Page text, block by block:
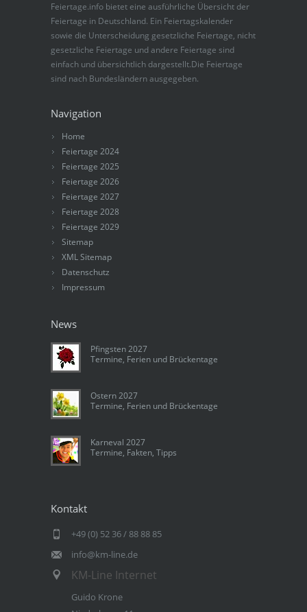
Feiertage.info bietet eine ausführliche Übersicht der
Feiertage in Deutschland. Ein Feiertagskalender
sowie die Unterscheidung gesetzliche Feiertage, nicht
gesetzliche Feiertage und andere Feiertage sind
einfach und übersichtlich dargestellt.Die Feiertage
sind nach Bundesländern ausgegeben.
Navigation
Home
Feiertage 2024
Feiertage 2025
Feiertage 2026
Feiertage 2027
Feiertage 2028
Feiertage 2029
Sitemap
XML Sitemap
Datenschutz
Impressum
News
Pfingsten 2027
Termine, Ferien und Brückentage
Ostern 2027
Termine, Ferien und Brückentage
Karneval 2027
Termine, Fakten, Tipps
Kontakt
+49 (0) 52 36 / 88 88 85
info@km-line.de
KM-Line Internet
Guido Krone